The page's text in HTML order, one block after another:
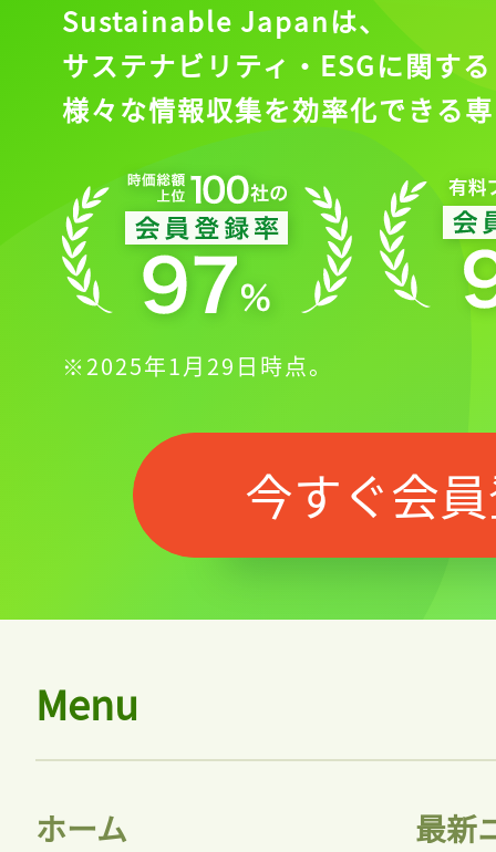
Sustainable Japanは、
サステナビリティ・ESGに関する
様々な情報収集を効率化できる
※2025年1月29日時点。
今すぐ会
Menu
ホーム 最新